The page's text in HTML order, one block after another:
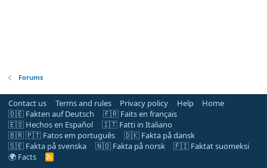
Forums
Contact us Terms and rules Privacy policy Help
Home
🇩🇪 Fakten auf Deutsch
🇫🇷 Faits en français
🇪🇸 Hechos en Español
🇮🇹 Fatti in Italiano
🇧🇷 🇵🇹 Fatos em português
🇩🇰 Fakta på dansk
🇸🇪 Fakta på svenska
🇳🇴 Fakta på norsk
🇫🇮 Faktat suomeksi
🌍 Facts
R